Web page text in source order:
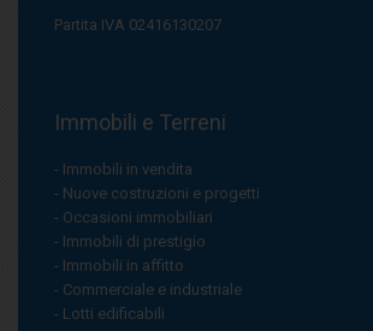
Partita IVA 02416130207
Immobili e Terreni
Immobili in vendita
Nuove costruzioni e progetti
Occasioni immobiliari
Immobili di prestigio
Immobili in affitto
Commerciale e industriale
Lotti edificabili